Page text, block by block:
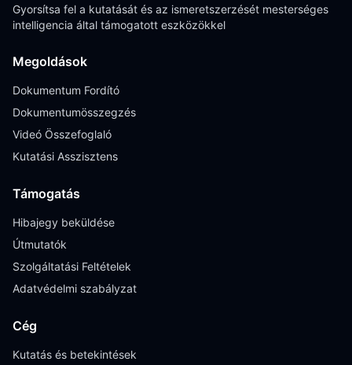
Gyorsítsa fel a kutatását és az ismeretszerzését mesterséges
intelligencia által támogatott eszközökkel
Megoldások
Dokumentum Fordító
Dokumentumösszegzés
Videó Összefoglaló
Kutatási Asszisztens
Támogatás
Hibajegy beküldése
Útmutatók
Szolgáltatási Feltételek
Adatvédelmi szabályzat
Cég
Kutatás és betekintések